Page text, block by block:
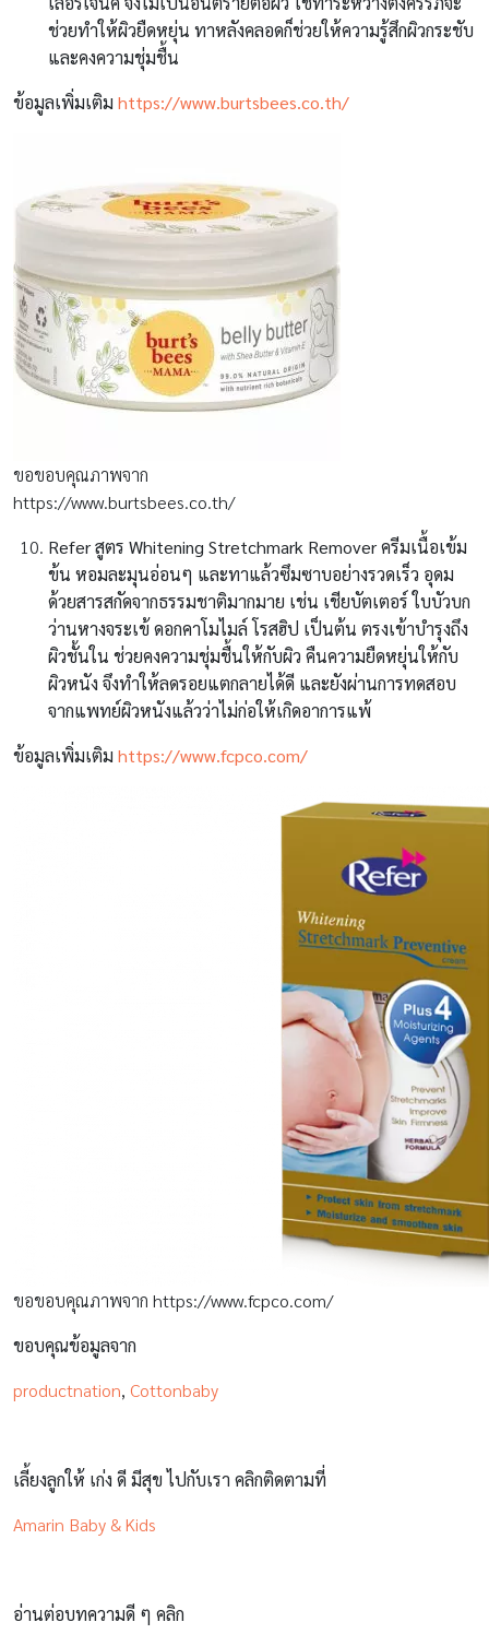
ช่วยทำให้ผิวยืดหยุ่น ทาหลังคลอดก็ช่วยให้ความรู้สึกผิวกระชับ
และคงความชุ่มชื้น
ข้อมูลเพิ่มเติม https://www.burtsbees.co.th/
ขอขอบคุณภาพจาก
https://www.burtsbees.co.th/
Referสูตร Whitening Stretchmark Remover ครีมเนื้อเข้ม
ข้น หอมละมุนอ่อนๆ และทาแล้วซึมซาบอย่างรวดเร็ว อุดม
ด้วยสารสกัดจากธรรมชาติมากมาย เช่น เชียบัตเตอร์ ใบบัวบก
ว่านหางจระเข้ ดอกคาโมไมล์ โรสฮิป เป็นต้น ตรงเข้าบำรุงถึง
ผิวชั้นใน ช่วยคงความชุ่มชื้นให้กับผิว คืนความยืดหยุ่นให้กับ
ผิวหนัง จึงทำให้ลดรอยแตกลายได้ดี และยังผ่านการทดสอบ
จากแพทย์ผิวหนังแล้วว่าไม่ก่อให้เกิดอาการแพ้
ข้อมูลเพิ่มเติม https://www.fcpco.com/
ขอขอบคุณภาพจาก https://www.fcpco.com/
ขอบคุณข้อมูลจาก
productnation, Cottonbaby
เลี้ยงลูกให้ เก่ง ดี มีสุข ไปกับเรา คลิกติดตามที่
Amarin Baby & Kids
อ่านต่อบทความดี ๆ คลิก